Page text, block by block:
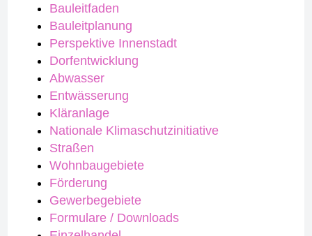
Bauleitfaden
Bauleitplanung
Perspektive Innenstadt
Dorfentwicklung
Abwasser
Entwässerung
Kläranlage
Nationale Klimaschutzinitiative
Straßen
Wohnbaugebiete
Förderung
Gewerbegebiete
Formulare / Downloads